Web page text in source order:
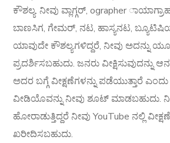
ಕೌಶಲ್ಯ. ನೀವು ವ್ಲಾಗ್ಗರ್, ographer
ಬಾಣಸಿಗ, ಗೇಮರ್, ನಟ, ಹಾಸ್ಯನಟ,
ಯಾವುದೇ ಕೌಶಲ್ಯಗಳಿದ್ದರೆ, ನೀವು ಅದನ್ನು
ಪ್ರದರ್ಶಿಸಬಹುದು. ಜನರು ವೀಕ್ಷಿಸುವುದನ್ನು
ಅದರ ಬಗ್ಗೆ ವೀಕ್ಷಣೆಗಳನ್ನು ಪಡೆಯುತ್ತಾರೆ
ವೀಡಿಯೊವನ್ನು ನೀವು ಶೂಟ್ ಮಾಡಬಹುದು.
ಹೋರಾಡುತ್ತಿದ್ದರೆ ನೀವು YouTube ನಲ್ಲಿ
ಖರೀದಿಸಬಹುದು.